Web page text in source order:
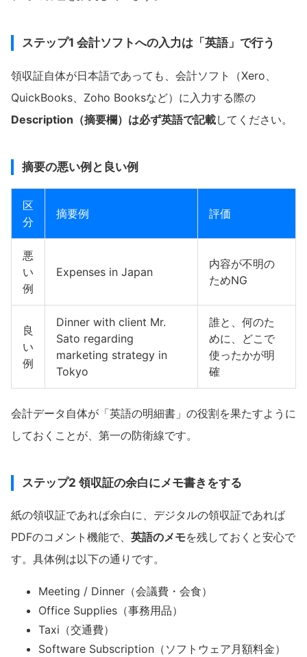
ステップ1 会計ソフトへの入力は「英語」で行う
領収証自体が日本語であっても、会計ソフト（Xero、
QuickBooks、Zoho Booksなど）に入力する際の
Description（摘要欄）は必ず英語で記載してください。
摘要の悪い例と良い例
区
分
摘要例 評価
悪
い
例
Expenses in Japan
内容が不明の
ためNG
良
い
例
Dinner with client Mr.
Sato regarding
marketing strategy in
Tokyo
誰と、何のた
めに、どこで
使ったかが明
確
会計データ自体が「英語の明細書」の役割を果たすように
しておくことが、第一の防衛線です。
ステップ2 領収証の余白にメモ書きをする
紙の領収証であれば余白に、デジタルの領収証であれば
PDFのコメント機能で、 英語のメモを残しておくと安心で
す。具体例は以下の通りです。
Meeting / Dinner（会議費・会食）
Office Supplies（事務用品）
Taxi（交通費）
Software Subscription（ソフトウェア月額料金）